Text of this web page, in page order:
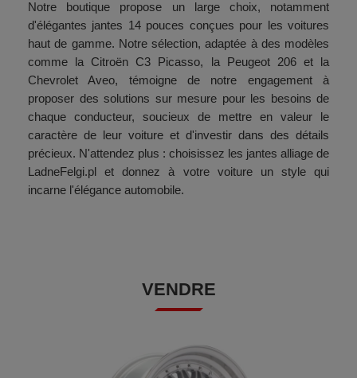
Notre boutique propose un large choix, notamment
d'élégantes jantes 14 pouces conçues pour les voitures
haut de gamme. Notre sélection, adaptée à des modèles
comme la Citroën C3 Picasso, la Peugeot 206 et la
Chevrolet Aveo, témoigne de notre engagement à
proposer des solutions sur mesure pour les besoins de
chaque conducteur, soucieux de mettre en valeur le
caractère de leur voiture et d'investir dans des détails
précieux. N'attendez plus : choisissez les jantes alliage de
LadneFelgi.pl et donnez à votre voiture un style qui
incarne l'élégance automobile.
VENDRE